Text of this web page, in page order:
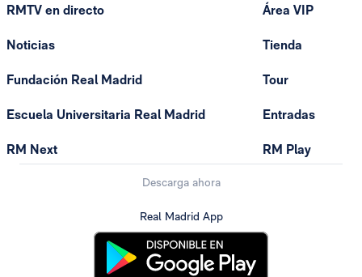
RMTV en directo
Noticias
Fundación Real Madrid
Escuela Universitaria Real Madrid
RM Next
Área VIP
Tienda
Tour
Entradas
RM Play
Descarga ahora
Real Madrid App